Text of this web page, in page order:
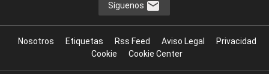
Síguenos
Nosotros Etiquetas Rss Feed Aviso Legal
Privacidad
Cookie
Cookie Center